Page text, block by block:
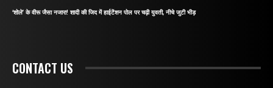
‘शोले’ के वीरू जैसा नजारा! शादी की जिद में हाईटेंशन पोल पर चढ़ी युवती, नीचे जुटी भीड़
CONTACT US